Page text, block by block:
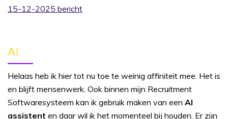
15-12-2025 bericht
AI
Helaas heb ik hier tot nu toe te weinig affiniteit mee. Het is
en blijft mensenwerk. Ook binnen mijn Recruitment
Softwaresysteem kan ik gebruik maken van een AI
assistent en daar wil ik het momenteel bij houden. Er zijn